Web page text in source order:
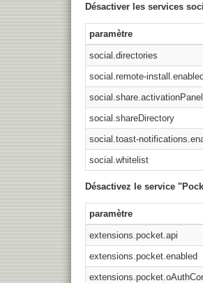
Désactiver les services
paramètre
social.directories
social.remote-
social.shareDirectory
social.toast-
social.whitelist
Désactivez le service
paramètre
extensions.pocket.api
extensions.pocket.enabled